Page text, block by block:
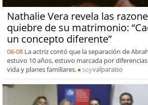
Nathalie Vera revela las
quiebre de su matrimonio:
un concepto diferente”
06-08 La actriz contó que la separación de
estuvo 10 años, estuvo marcada por
vida y planes familiares.
soyvalparaiso